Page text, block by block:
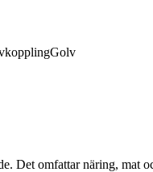
Golv
Det omfattar näring, mat